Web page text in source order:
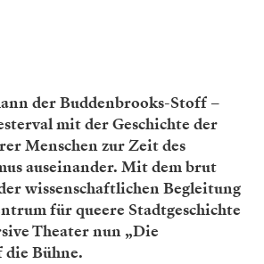
der Buddenbrooks-Stoff –
mit der Geschichte der
Menschen zur Zeit des
auseinander. Mit dem brut
wissenschaftlichen Begleitung
für queere Stadtgeschichte
Theater nun „Die
die Bühne.